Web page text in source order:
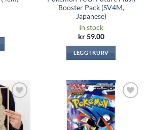
Booster Pack (SV4M,
Japanese)
In stock
kr59.00
LEGG I KURV
Legg til i
ønskeliste
Legg til i
ønskeliste